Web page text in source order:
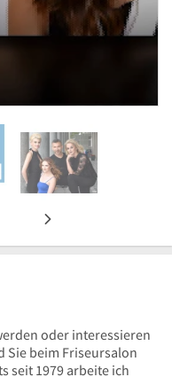
oder interessieren
Sie beim Friseursalon
seit 1979 arbeite ich